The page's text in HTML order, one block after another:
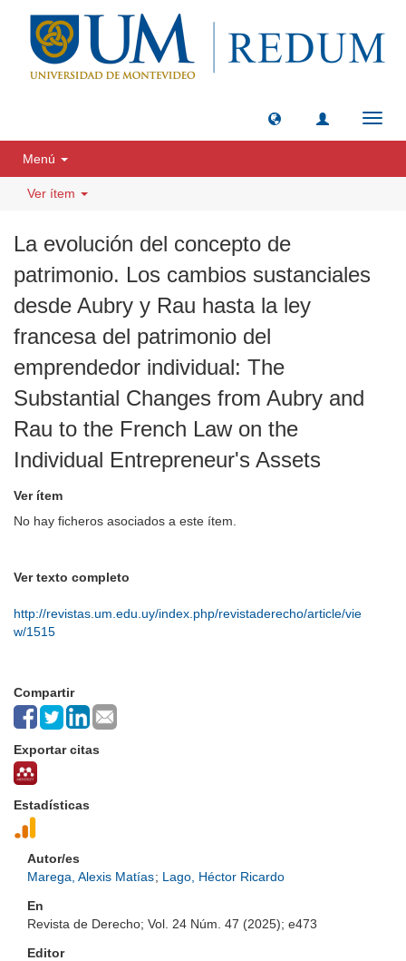
Menú
Ver ítem
La evolución del concepto de
patrimonio. Los cambios sustanciales
desde Aubry y Rau hasta la ley
francesa del patrimonio del
emprendedor individual: The
Substantial Changes from Aubry and
Rau to the French Law on the
Individual Entrepreneur's Assets
Ver ítem
No hay ficheros asociados a este ítem.
Ver texto completo
http://revistas.um.edu.uy/index.php/revistaderecho/article/vie
w/1515
Compartir
Exportar citas
Estadísticas
Autor/es
Marega, Alexis Matías; Lago, Héctor Ricardo
En
Revista de Derecho; Vol. 24 Núm. 47 (2025); e473
Editor